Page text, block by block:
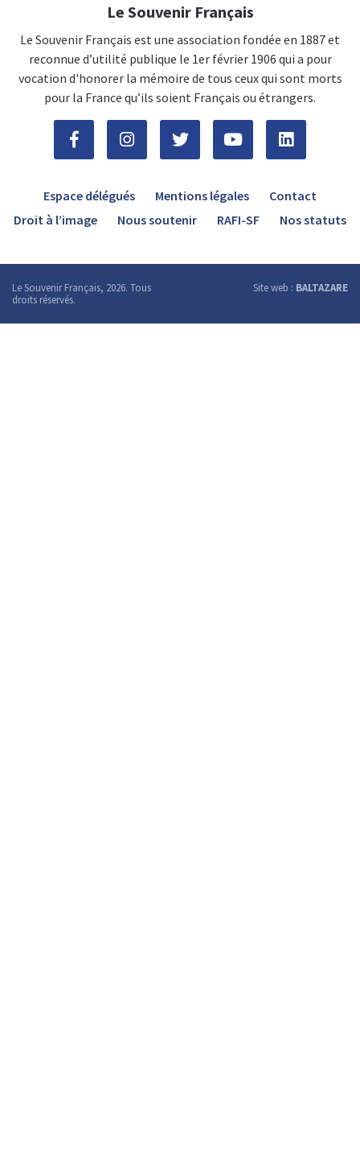
Le Souvenir Français
Le Souvenir Français est une association fondée en 1887 et
reconnue d’utilité publique le 1er février 1906 qui a pour
vocation d'honorer la mémoire de tous ceux qui sont morts
pour la France qu’ils soient Français ou étrangers.
Espace délégués Mentions légales
Contact
Droit à l’image
Nous soutenir RAFI-SF Nos statuts
Le Souvenir Français, 2026. Tous
droits réservés.
Site web : BALTAZARE